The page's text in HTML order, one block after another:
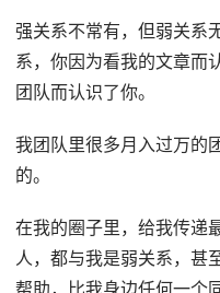
强关系不常有，但弱关系
系，你因为看我的文章而
团队而认识了你。
我团队里很多月入过万的
的。
在我的圈子里，给我传递
人，都与我是弱关系，甚
帮助，比我身边任何一个